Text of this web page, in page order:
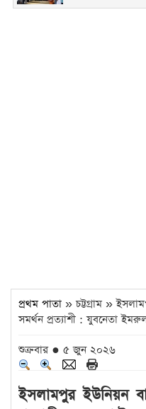
প্রথম পাতা » চট্টগ্রাম »
সমর্থন প্রত্যাশী : যুবনেতা
শুক্রবার ● ৫ জুন ২০২৬
ইসলামপুর ইউনিয়ন